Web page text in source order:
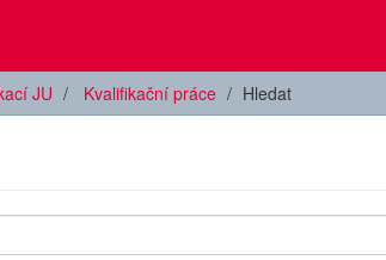
JU Kvalifikační práce Hledat